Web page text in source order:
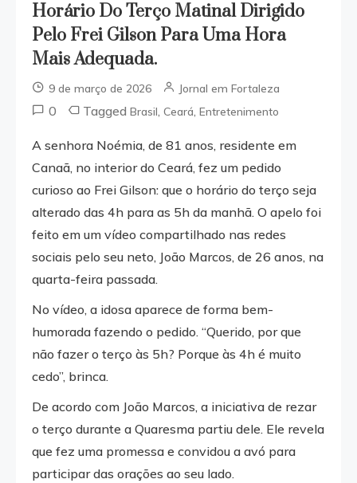
Horário Do Terço Matinal Dirigido
Pelo Frei Gilson Para Uma Hora
Mais Adequada.
9 de março de 2026 Jornal em Fortaleza
0 Tagged Brasil, Ceará, Entretenimento
A senhora Noémia, de 81 anos, residente em
Canaã, no interior do Ceará, fez um pedido
curioso ao Frei Gilson: que o horário do terço seja
alterado das 4h para as 5h da manhã. O apelo foi
feito em um vídeo compartilhado nas redes
sociais pelo seu neto, João Marcos, de 26 anos, na
quarta-feira passada.
No vídeo, a idosa aparece de forma bem-
humorada fazendo o pedido. “Querido, por que
não fazer o terço às 5h? Porque às 4h é muito
cedo”, brinca.
De acordo com João Marcos, a iniciativa de rezar
o terço durante a Quaresma partiu dele. Ele revela
que fez uma promessa e convidou a avó para
participar das orações ao seu lado.